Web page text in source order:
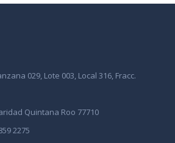
029, Lote 003, Local 316, Fracc.
Quintana Roo 77710
2275